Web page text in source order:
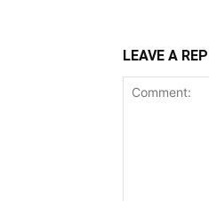
LEAVE A